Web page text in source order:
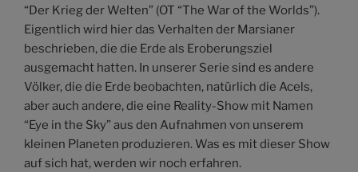
“Der Krieg der Welten” (OT “The War of the Worlds”).
Eigentlich wird hier das Verhalten der Marsianer
beschrieben, die die Erde als Eroberungsziel
ausgemacht hatten. In unserer Serie sind es andere
Völker, die die Erde beobachten, natürlich die Acels,
aber auch andere, die eine Reality-Show mit Namen
“Eye in the Sky” aus den Aufnahmen von unserem
kleinen Planeten produzieren. Was es mit dieser Show
auf sich hat, werden wir noch erfahren.